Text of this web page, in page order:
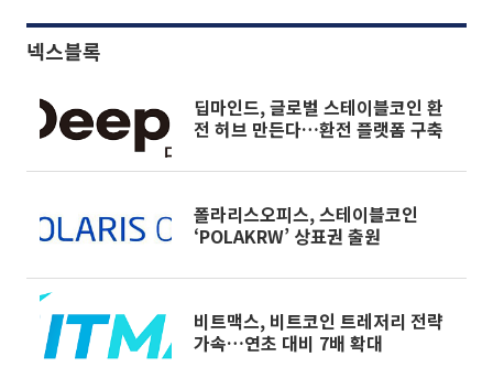
넥스블록
딥마인드, 글로벌 스테이블코인 환
전 허브 만든다…환전 플랫폼 구축
폴라리스오피스, 스테이블코인
‘POLAKRW’ 상표권 출원
비트맥스, 비트코인 트레저리 전략
가속…연초 대비 7배 확대